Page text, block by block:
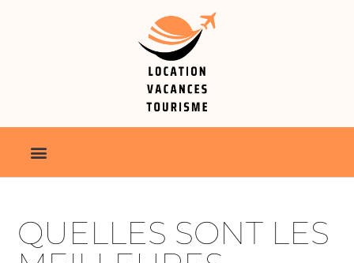
QUELLES SONT LES